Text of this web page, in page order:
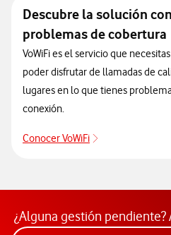
Descubre la solución
problemas de cobertura
VoWiFi es el servicio que
poder disfrutar de llamadas de
lugares en lo que tienes
conexión.
Conocer VoWiFi
Descubre la
¿Alguna gestión pendiente?